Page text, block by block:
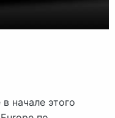
начале этого